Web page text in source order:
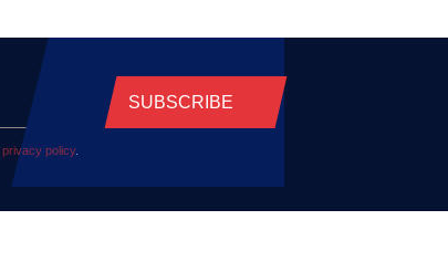
SUBSCRIBE
privacy policy.